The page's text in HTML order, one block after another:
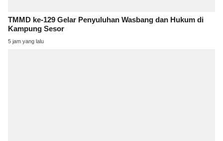
TMMD ke-129 Gelar Penyuluhan Wasbang dan Hukum di
Kampung Sesor
5 jam yang lalu